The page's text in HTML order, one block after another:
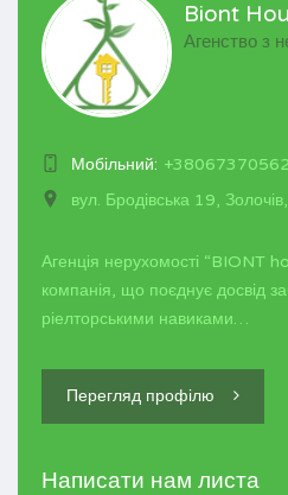
Biont
Агенство з
Мобільний:
вул. Бродівська 19,
Агенція нерухомості “BIONT
компанія, що поєднує досвід
ріелторськими навиками…
Перегляд профілю
Написати нам листа